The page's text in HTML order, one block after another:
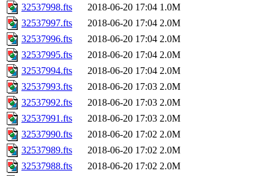
32537998.fts
2018-06-20 17:04 1.0M
32537997.fts
2018-06-20 17:04 2.0M
32537996.fts
2018-06-20 17:04 2.0M
32537995.fts
2018-06-20 17:04 2.0M
32537994.fts
2018-06-20 17:04 2.0M
32537993.fts
2018-06-20 17:03 2.0M
32537992.fts
2018-06-20 17:03 2.0M
32537991.fts
2018-06-20 17:03 2.0M
32537990.fts
2018-06-20 17:02 2.0M
32537989.fts
2018-06-20 17:02 2.0M
32537988.fts
2018-06-20 17:02 2.0M